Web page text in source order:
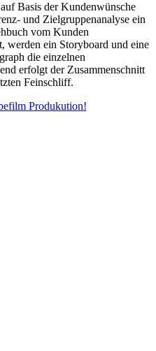
Basis der Kundenwünsche
und Zielgruppenanalyse ein
vom Kunden
werden ein Storyboard und eine
die einzelnen
erfolgt der Zusammenschnitt
Feinschliff.
Produkution!